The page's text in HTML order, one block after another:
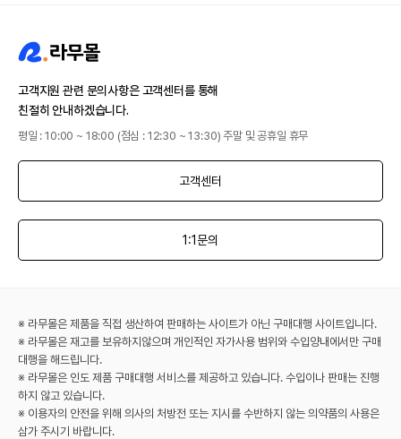
고객지원 관련 문의사항은 고객센터를 통해
친절히 안내하겠습니다.
평일 : 10:00 ~ 18:00 (점심 : 12:30 ~ 13:30) 주말 및 공휴일 휴무
고객센터
1:1문의
※ 라무몰은 제품을 직접 생산하여 판매하는 사이트가 아닌 구매대행 사이트입니다.
※ 라무몰은 재고를 보유하지않으며 개인적인 자가사용 범위와 수입양내에서만 구매
대행을 해드립니다.
※ 라무몰은 인도 제품 구매대행 서비스를 제공하고 있습니다. 수입이나 판매는 진행
하지 않고 있습니다.
※ 이용자의 안전을 위해 의사의 처방전 또는 지시를 수반하지 않는 의약품의 사용은
삼가 주시기 바랍니다.